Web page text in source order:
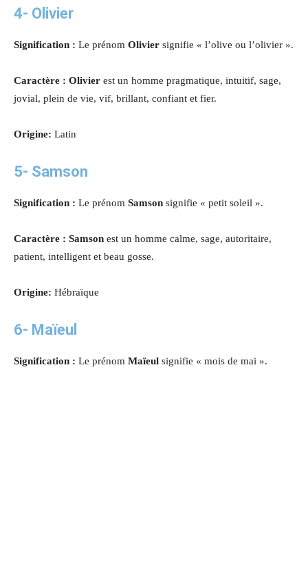
4- Olivier
Signification : Le prénom Olivier signifie « l’olive ou l’olivier ».
Caractère : Olivier est un homme pragmatique, intuitif, sage,
jovial, plein de vie, vif, brillant, confiant et fier.
Origine: Latin
5- Samson
Signification : Le prénom Samson signifie « petit soleil ».
Caractère : Samson est un homme calme, sage, autoritaire,
patient, intelligent et beau gosse.
Origine: Hébraïque
6- Maïeul
Signification : Le prénom Maïeul signifie « mois de mai ».